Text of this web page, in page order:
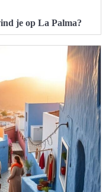
je op La Palma?